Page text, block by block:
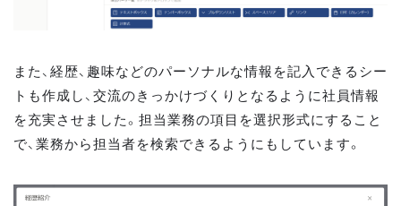
また、経歴、趣味などのパーソナルな情報を記入できるシー
トも作成し、交流のきっかけづくりとなるように社員情報
を充実させました。担当業務の項目を選択形式にすること
で、業務から担当者を検索できるようにもしています。